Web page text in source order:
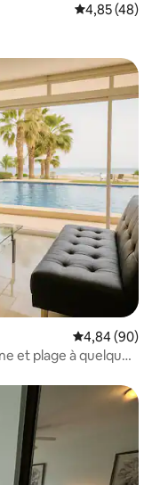
Évaluation
4,85 (48)
Évaluation
4,84 (90)
et plage à quelques